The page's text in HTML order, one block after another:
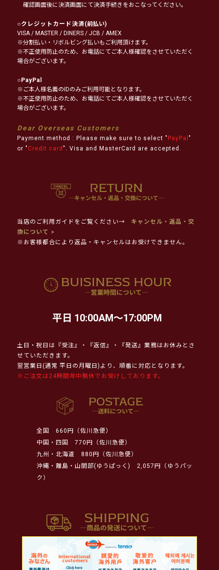
確認画面後に決済画面にて決済手続きをおこなってください。
○クレジットカード決済(前払い)
VISA / MASTER / DINERS / JCB / AMEX
※分割払い・リボルビング払いもご利用頂けます。
※不正使用防止のため、お電話にてご本人様確認をさせていただく
場合がございます。
○PayPal
※ご本人様名義のIDのみご利用可能となります。
※不正使用防止のため、お電話にてご本人様確認をさせていただく
場合がございます。
Dear Overseas Customers
Payment method : Please make sure to select " PayPal "
or " Credit card ". Visa and MasterCard are accepted.
当店のご利用ガイドをご覧ください→
キャンセル・返品・交
換について >
※お客様都合により返品・キャンセルはお受けできません。
平日 10:00AM～17:00PM
土日・祝日は『受注』・『返信』・『発送』業務はお休みとさ
せていただきます。
翌営業日(通常 平日の月曜日)より、順番に対応となります。
※ご注文は24時間年中無休でお受けしております。
全国
660円（佐川急便）
中国・四国
770円（佐川急便）
九州・北海道
880円（佐川急便）
沖縄・離島・山間部(ゆうぱっく)
2,057円（ゆうパッ
ク）